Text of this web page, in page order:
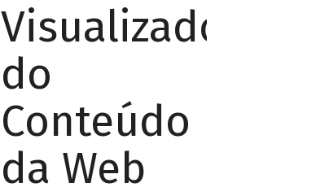
Visualizador
do
Conteúdo
da Web